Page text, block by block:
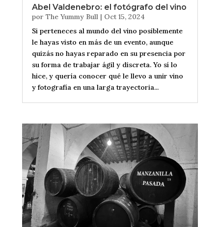
Abel Valdenebro: el fotógrafo del vino
por The Yummy Bull| Oct 15, 2024
Si perteneces al mundo del vino posiblemente
le hayas visto en más de un evento, aunque
quizás no hayas reparado en su presencia por
su forma de trabajar ágil y discreta. Yo sí lo
hice, y quería conocer qué le llevo a unir vino
y fotografía en una larga trayectoria...